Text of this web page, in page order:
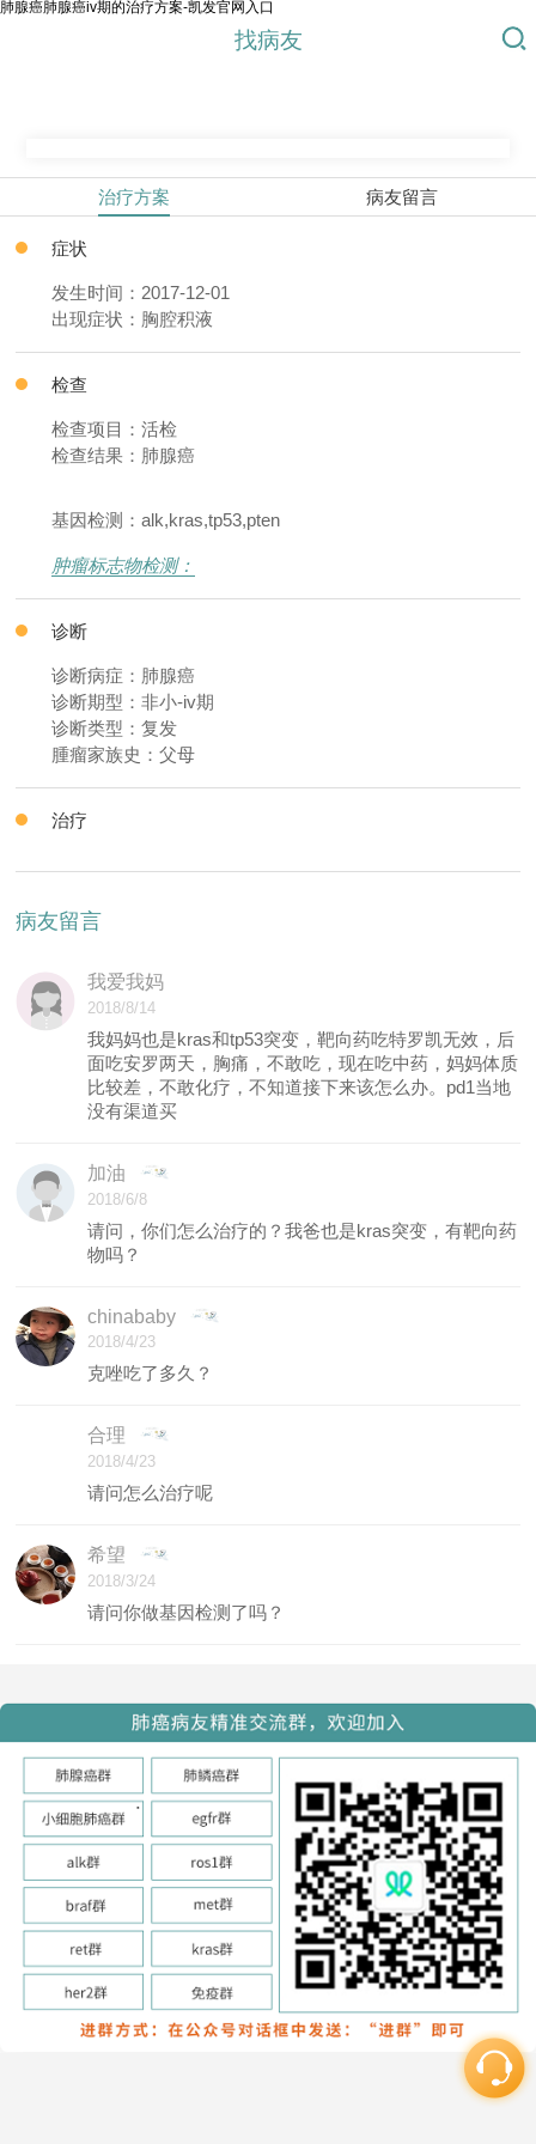
肺腺癌肺腺癌iv期的治疗方案-凯发官网入口
找病友
治疗方案 病友留言
症状
发生时间：2017-12-01
出现症状：胸腔积液
检查
检查项目：活检
检查结果：肺腺癌
基因检测：alk,kras,tp53,pten
肿瘤标志物检测：
诊断
诊断病症：肺腺癌
诊断期型：非小-iv期
诊断类型：复发
腫瘤家族史：父母
治疗
病友留言
我爱我妈
2018/8/14
我妈妈也是kras和tp53突变，靶向药吃特罗凯无效，后
面吃安罗两天，胸痛，不敢吃，现在吃中药，妈妈体质
比较差，不敢化疗，不知道接下来该怎么办。pd1当地
没有渠道买
加油
2018/6/8
请问，你们怎么治疗的？我爸也是kras突变，有靶向药
物吗？
chinababy
2018/4/23
克唑吃了多久？
合理
2018/4/23
请问怎么治疗呢
希望
2018/3/24
请问你做基因检测了吗？